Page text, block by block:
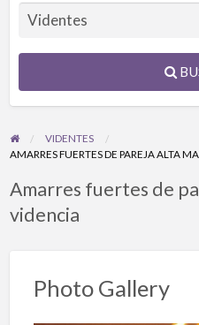
VIDENTES
AMARRES FUERTES DE PAREJA ALTA
Amarres fuertes de
videncia
Photo Gallery